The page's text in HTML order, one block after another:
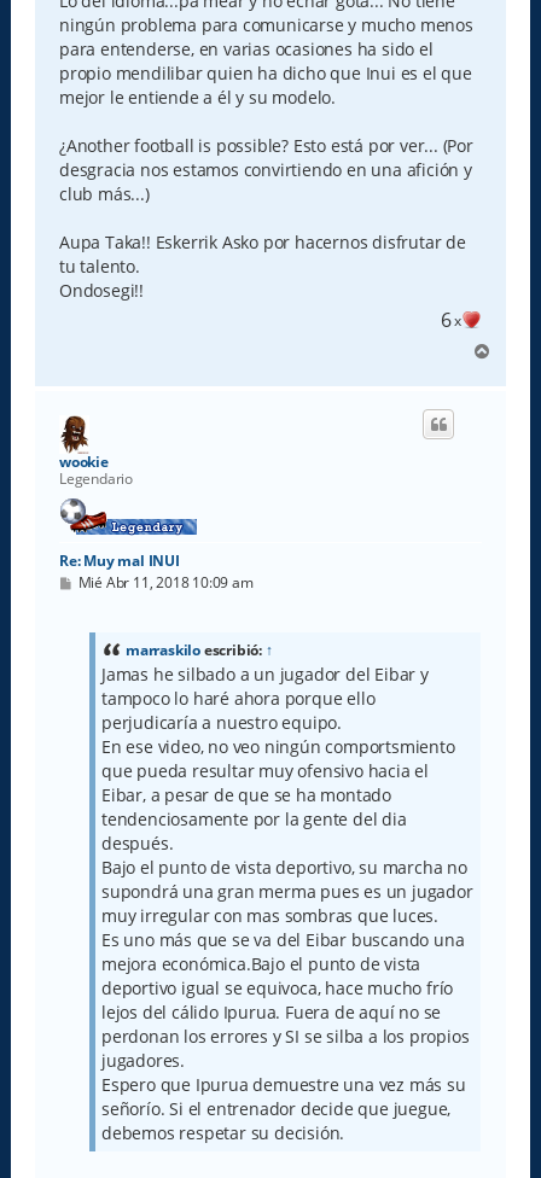
ningún problema para comunicarse y mucho menos
para entenderse, en varias ocasiones ha sido el
propio mendilibar quien ha dicho que Inui es el que
mejor le entiende a él y su modelo.
¿Another football is possible? Esto está por ver... (Por
desgracia nos estamos convirtiendo en una afición y
club más...)
Aupa Taka!! Eskerrik Asko por hacernos disfrutar de
tu talento.
Ondosegi!!
6x
r
wookie
Legendario
Re: Muy mal INUI
M
Mié Abr 11, 2018 10:09 am
marraskiloescribió: ↑
Jamas he silbado a un jugador del Eibar y
tampoco lo haré ahora porque ello
perjudicaría a nuestro equipo.
En ese video, no veo ningún comportsmiento
que pueda resultar muy ofensivo hacia el
Eibar, a pesar de que se ha montado
tendenciosamente por la gente del dia
después.
Bajo el punto de vista deportivo, su marcha no
supondrá una gran merma pues es un jugador
muy irregular con mas sombras que luces.
Es uno más que se va del Eibar buscando una
mejora económica.Bajo el punto de vista
deportivo igual se equivoca, hace mucho frío
lejos del cálido Ipurua. Fuera de aquí no se
perdonan los errores y SI se silba a los propios
jugadores.
Espero que Ipurua demuestre una vez más su
señorío. Si el entrenador decide que juegue,
debemos respetar su decisión.